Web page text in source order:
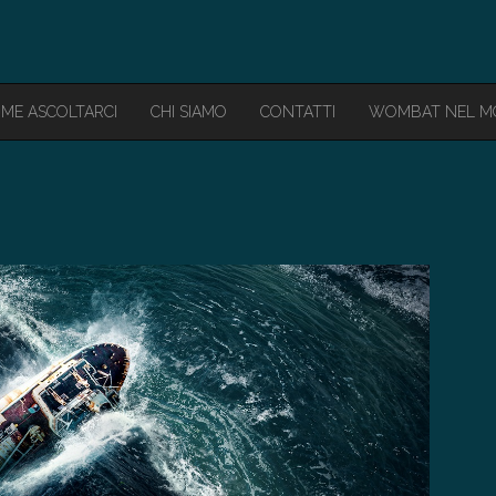
ASCOLTARCI CHI SIAMO CONTATTI WOMBAT NEL